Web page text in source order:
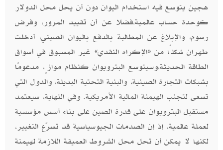
هجين يتوسع فيه استخدام اليوان دون أن يحل محل الدولار
كوحدة حساب عالمية،فضلا عن أن تقييد المرور، وفرض
رسوم، والإبلاغ عن المطالبة بالدفع باليوان الصيني، أدخلت
طهران شكلًا من «الإكراه النقدي» غير المسبوق في أسواق
الطاقة الحديثة،وسيتوسع البترويوان كنظام موازٍ، مدعومًا
بشبكات التجارة الصينية، والبنية التحتية البديلة، والدول التي
تسعى لتجنب الهيمنة المالية الأمريكية. وفي النهاية، سيعتمد
مستقبل البترويوان على قدرة الصين على بناء أسس مؤسسية
لعملة عالمية، إذ إن الصدمات الجيوسياسية قد تسرّع التغيير،
لكنها لا يمكن أن تحل محل الشروط العميقة اللازمة لهيمنة